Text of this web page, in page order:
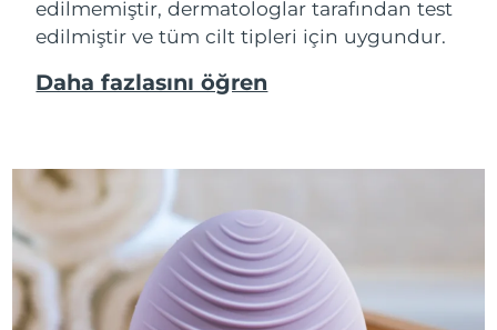
edilmemiştir, dermatologlar tarafından test
edilmiştir ve tüm cilt tipleri için uygundur.
Daha fazlasını öğren